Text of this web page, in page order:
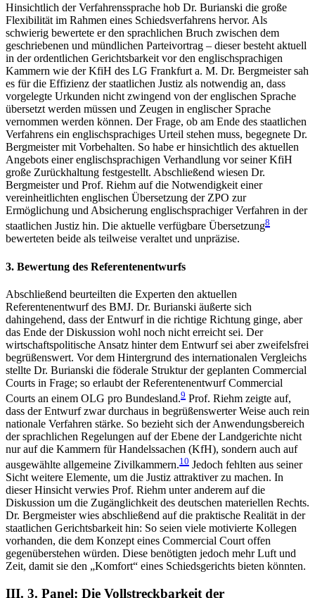
Hinsichtlich der Verfahrenssprache hob Dr. Burianski die große
Flexibilität im Rahmen eines Schiedsverfahrens hervor. Als
schwierig bewertete er den sprachlichen Bruch zwischen dem
geschriebenen und mündlichen Parteivortrag – dieser besteht aktuell
in der ordentlichen Gerichtsbarkeit vor den englischsprachigen
Kammern wie der KfiH des LG Frankfurt a. M. Dr. Bergmeister sah
es für die Effizienz der staatlichen Justiz als notwendig an, dass
vorgelegte Urkunden nicht zwingend von der englischen Sprache
übersetzt werden müssen und Zeugen in englischer Sprache
vernommen werden können. Der Frage, ob am Ende des staatlichen
Verfahrens ein englischsprachiges Urteil stehen muss, begegnete Dr.
Bergmeister mit Vorbehalten. So habe er hinsichtlich des aktuellen
Angebots einer englischsprachigen Verhandlung vor seiner KfiH
große Zurückhaltung festgestellt. Abschließend wiesen Dr.
Bergmeister und Prof. Riehm auf die Notwendigkeit einer
vereinheitlichten englischen Übersetzung der ZPO zur
Ermöglichung und Absicherung englischsprachiger Verfahren in der
staatlichen Justiz hin. Die aktuelle verfügbare Übersetzung8
bewerteten beide als teilweise veraltet und unpräzise.
3. Bewertung des Referentenentwurfs
Abschließend beurteilten die Experten den aktuellen
Referentenentwurf des BMJ. Dr. Burianski äußerte sich
dahingehend, dass der Entwurf in die richtige Richtung ginge, aber
das Ende der Diskussion wohl noch nicht erreicht sei. Der
wirtschaftspolitische Ansatz hinter dem Entwurf sei aber zweifelsfrei
begrüßenswert. Vor dem Hintergrund des internationalen Vergleichs
stellte Dr. Burianski die föderale Struktur der geplanten Commercial
Courts in Frage; so erlaubt der Referentenentwurf Commercial
Courts an einem OLG pro Bundesland.9 Prof. Riehm zeigte auf,
dass der Entwurf zwar durchaus in begrüßenswerter Weise auch rein
nationale Verfahren stärke. So bezieht sich der Anwendungsbereich
der sprachlichen Regelungen auf der Ebene der Landgerichte nicht
nur auf die Kammern für Handelssachen (KfH), sondern auch auf
ausgewählte allgemeine Zivilkammern.10 Jedoch fehlten aus seiner
Sicht weitere Elemente, um die Justiz attraktiver zu machen. In
dieser Hinsicht verwies Prof. Riehm unter anderem auf die
Diskussion um die Zugänglichkeit des deutschen materiellen Rechts.
Dr. Bergmeister wies abschließend auf die praktische Realität in der
staatlichen Gerichtsbarkeit hin: So seien viele motivierte Kollegen
vorhanden, die dem Konzept eines Commercial Court offen
gegenüberstehen würden. Diese benötigten jedoch mehr Luft und
Zeit, damit sie den „Komfort“ eines Schiedsgerichts bieten könnten.
III. 3. Panel: Die Vollstreckbarkeit der